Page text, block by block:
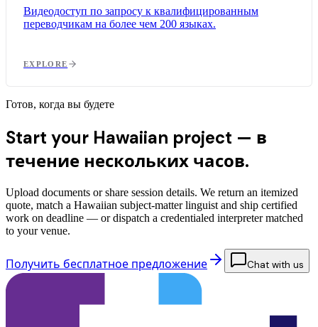
Видеодоступ по запросу к квалифицированным
переводчикам на более чем 200 языках.
EXPLORE
Готов, когда вы будете
Start your Hawaiian project — в
течение нескольких часов.
Upload documents or share session details. We return an itemized
quote, match a Hawaiian subject-matter linguist and ship certified
work on deadline — or dispatch a credentialed interpreter matched
to your venue.
Получить бесплатное предложение Chat with us